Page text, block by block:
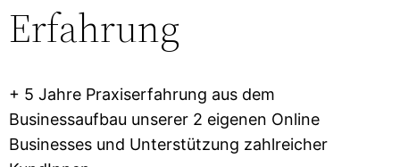
Erfahrung
+ 5 Jahre Praxiserfahrung aus dem
Businessaufbau unserer 2 eigenen Online
Businesses und Unterstützung zahlreicher